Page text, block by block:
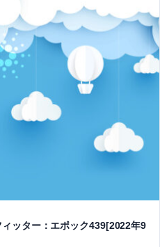
ッター：エポック439[2022年9